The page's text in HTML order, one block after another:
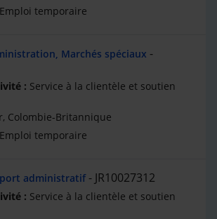
Emploi temporaire
Marchés spéciaux
Service à la clientèle et soutien
Colombie-Britannique
Emploi temporaire
administratif JR10027312
Service à la clientèle et soutien